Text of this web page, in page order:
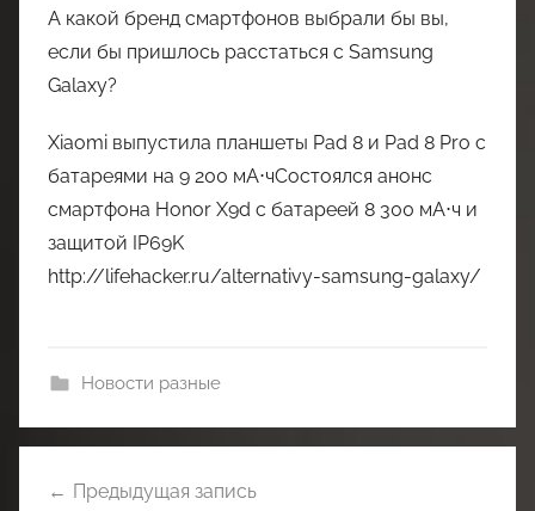
А какой бренд смартфонов выбрали бы вы,
если бы пришлось расстаться с Samsung
Galaxy?
Xiaomi выпустила планшеты Pad 8 и Pad 8 Pro с
батареями на 9 200 мА⋅чСостоялся анонс
смартфона Honor X9d с батареей 8 300 мА⋅ч и
защитой IP69K
http://lifehacker.ru/alternativy-samsung-galaxy/
Новости разные
Предыдущая запись